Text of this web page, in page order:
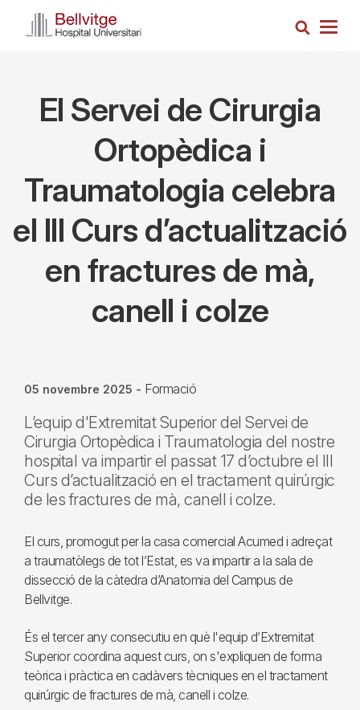
Cerca
El Servei de Cirurgia
Ortopèdica i
Traumatologia celebra
el III Curs d’actualització
en fractures de mà,
canell i colze
05 novembre 2025 - Formació
L’equip d'Extremitat Superior del Servei de
Cirurgia Ortopèdica i Traumatologia del nostre
hospital va impartir el passat 17 d’octubre el III
Curs d’actualització en el tractament quirúrgic
de les fractures de mà, canell i colze.
El curs, promogut per la casa comercial Acumed i adreçat
a traumatòlegs de tot l’Estat, es va impartir a la sala de
dissecció de la càtedra d’Anatomia del Campus de
Bellvitge.
És el tercer any consecutiu en què l'equip d’Extremitat
Superior coordina aquest curs, on s'expliquen de forma
teòrica i pràctica en cadàvers tècniques en el tractament
quirúrgic de fractures de mà, canell i colze.